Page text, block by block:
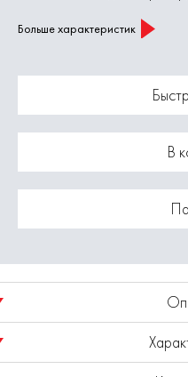
Больше характеристик
В
Погружной дренажный